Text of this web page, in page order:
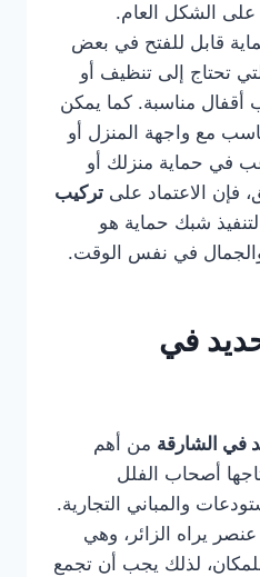
على الشكل العام.
قابل للفتح في بعض
تحتاج إلى تنظيف أو
أقفال مناسبة. كما يمكن
مع واجهة المنزل أو
في حماية منزلك أو
فإن الاعتماد على تركيب
لتنفيذ شبك حماية هو
والجمال في نفس الوقت.
في
في الشارقة من أهم
أصحاب الفلل
والمباني التجارية.
عنصر يراه الزائر، وهي
لذلك يجب أن تجمع